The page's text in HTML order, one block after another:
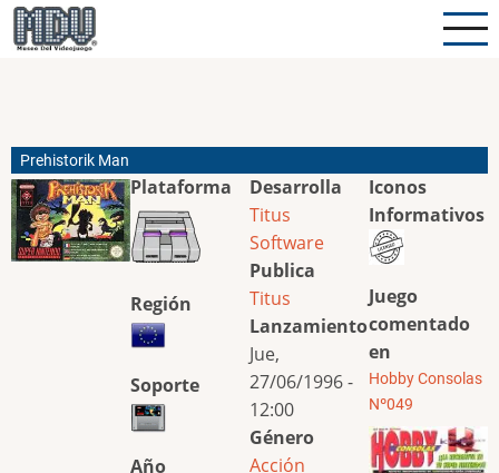
Pasar
al
Prehistorik Man
Plataforma
Región
Soporte
Año
Desarrolla
Titus
Software
Publica
Titus
Lanzamiento
Jue,
27/06/1996 -
12:00
Género
Acción
Iconos
Informativos
Juego
comentado
en
Hobby Consolas
Nº049